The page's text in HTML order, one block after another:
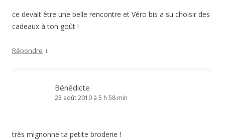
ce devait être une belle rencontre et Véro bis a su choisir des
cadeaux à ton goût !
Répondre ↓
Bénédicte
23 août 2010 à 5 h 58 min
très mignonne ta petite broderie !